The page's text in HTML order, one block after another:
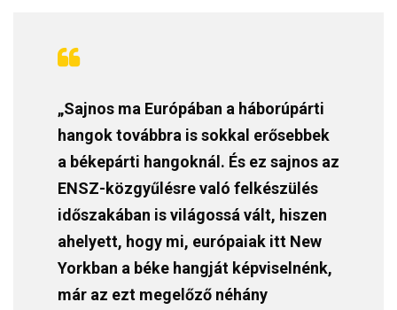
„Sajnos ma Európában a háborúpárti
hangok továbbra is sokkal erősebbek
a békepárti hangoknál. És ez sajnos az
ENSZ-közgyűlésre való felkészülés
időszakában is világossá vált, hiszen
ahelyett, hogy mi, európaiak itt New
Yorkban a béke hangját képviselnénk,
már az ezt megelőző néhány